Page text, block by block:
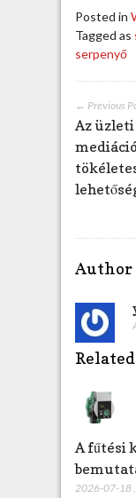
Posted in
Tagged as
serpenyő
← Previous
Az üzleti
mediáció
Author
Related
A fűtési
2026-07-18,